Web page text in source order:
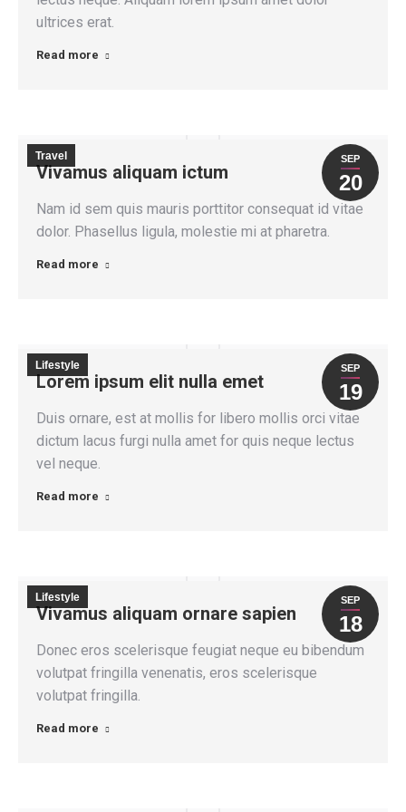
ultrices erat.
Read more
SEP
20
Travel
Vivamus aliquam ictum
Nam id sem quis mauris porttitor consequat id vitae
dolor. Phasellus ligula, molestie mi at pharetra.
Read more
SEP
19
Lifestyle
Lorem ipsum elit nulla emet
Duis ornare, est at mollis for libero mollis orci vitae
dictum lacus furgi nulla amet for quis neque lectus
vel neque.
Read more
SEP
18
Lifestyle
Vivamus aliquam ornare sapien
Donec eros scelerisque feugiat neque eu bibendum
volutpat fringilla venenatis, eros scelerisque
volutpat fringilla.
Read more